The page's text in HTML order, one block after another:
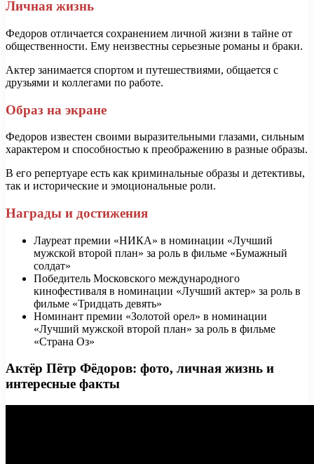
Личная жизнь
Федоров отличается сохранением личной жизни в тайне от
общественности. Ему неизвестны серьезные романы и браки.
Актер занимается спортом и путешествиями, общается с
друзьями и коллегами по работе.
Образ на экране
Федоров известен своими выразительными глазами, сильным
характером и способностью к преображению в разные образы.
В его репертуаре есть как криминальные образы и детективы,
так и исторические и эмоциональные роли.
Награды и достижения
Лауреат премии «НИКА» в номинации «Лучший
мужской второй план» за роль в фильме «Бумажный
солдат»
Победитель Московского международного
кинофестиваля в номинации «Лучший актер» за роль в
фильме «Тридцать девять»
Номинант премии «Золотой орел» в номинации
«Лучший мужской второй план» за роль в фильме
«Страна Оз»
Актёр Пётр Фёдоров: фото, личная жизнь и
интересные факты